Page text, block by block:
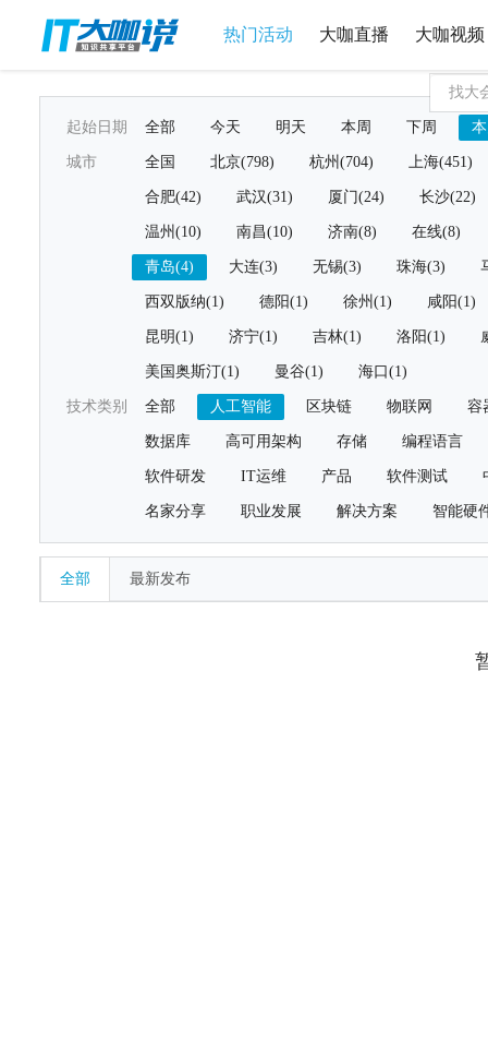
热门活动 大咖直播 大咖视频
起始日期 全部 今天 明天 本周 下周
城市 全国 北京(798) 杭州(704) 上海(451)
合肥(42) 武汉(31) 厦门(24) 长沙(22)
温州(10) 南昌(10) 济南(8) 在线(8)
青岛(4) 大连(3) 无锡(3) 珠海(3)
西双版纳(1) 德阳(1) 徐州(1) 咸阳(1)
昆明(1) 济宁(1) 吉林(1) 洛阳(1)
美国奥斯汀(1) 曼谷(1) 海口(1)
技术类别 全部 人工智能 区块链 物联网 容
数据库 高可用架构 存储 编程语言
软件研发 IT运维 产品 软件测试
名家分享 职业发展 解决方案 智能硬
全部 最新发布